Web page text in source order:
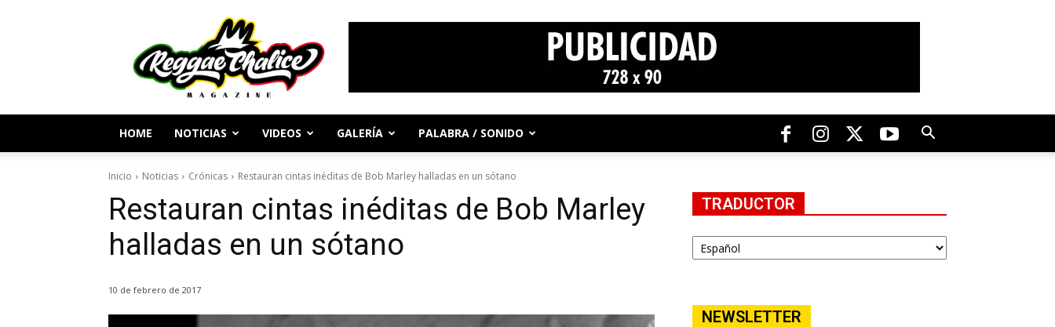
Periodismo
y
Cultura
Reggae
HOME NOTICIAS VIDEOS GALERÍA PALABRA / SONIDO
Inicio Noticias Crónicas Restauran cintas inéditas de Bob Marley halladas en un sótano
Restauran cintas inéditas de Bob Marley
halladas en un sótano
10 de febrero de 2017
TRADUCTOR
NEWSLETTER